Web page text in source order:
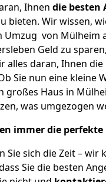
Ihnen die besten
bieten. Wir wissen,
Umzug von Mülheim
Geld zu
alles daran, Ihnen die
Sie nun eine kleine
großes Haus in
was umgezogen
immer die perfekte
Sie sich die Zeit – wir
Sie die besten